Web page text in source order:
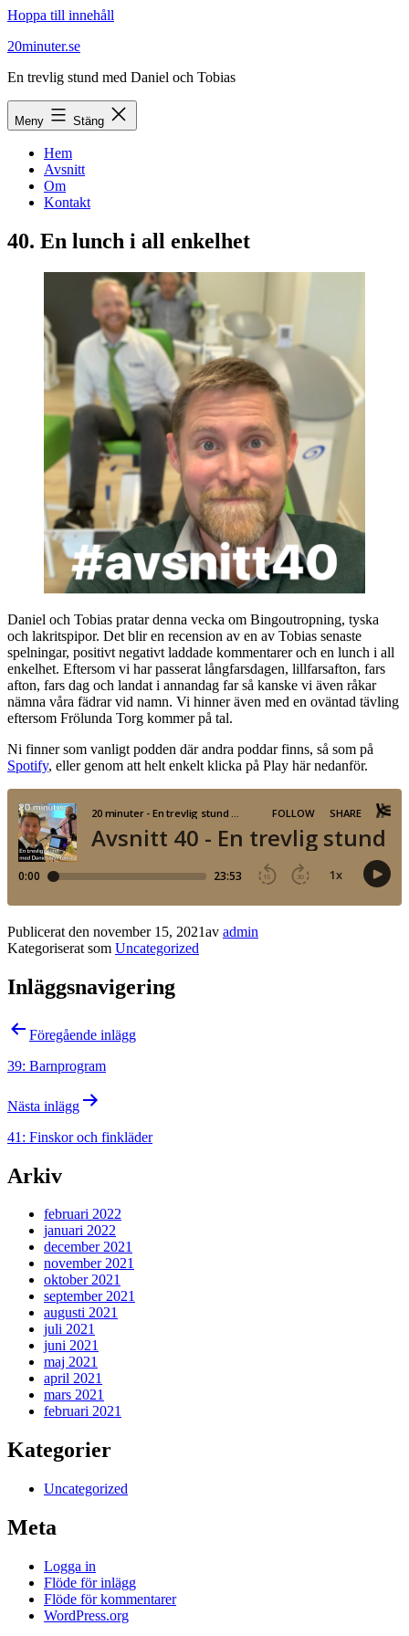
Hoppa till innehåll
20minuter.se
En trevlig stund med Daniel och Tobias
Meny Stäng
Hem
Avsnitt
Om
Kontakt
40. En lunch i all enkelhet
Daniel och Tobias pratar denna vecka om Bingoutropning, tyska
och lakritspipor. Det blir en recension av en av Tobias senaste
spelningar, positivt negativt laddade kommentarer och en lunch i all
enkelhet. Eftersom vi har passerat långfarsdagen, lillfarsafton, fars
afton, fars dag och landat i annandag far så kanske vi även råkar
nämna våra fädrar vid namn. Vi hinner även med en oväntad tävling
eftersom Frölunda Torg kommer på tal.
Ni finner som vanligt podden där andra poddar finns, så som på
Spotify, eller genom att helt enkelt klicka på Play här nedanför.
Publicerat den november 15, 2021av admin
Kategoriserat som Uncategorized
Inläggsnavigering
Föregående inlägg
39: Barnprogram
Nästa inlägg
41: Finskor och finkläder
Arkiv
februari 2022
januari 2022
december 2021
november 2021
oktober 2021
september 2021
augusti 2021
juli 2021
juni 2021
maj 2021
april 2021
mars 2021
februari 2021
Kategorier
Uncategorized
Meta
Logga in
Flöde för inlägg
Flöde för kommentarer
WordPress.org